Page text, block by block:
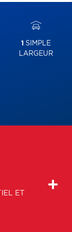
1 SIMPLE
LARGEUR
ET